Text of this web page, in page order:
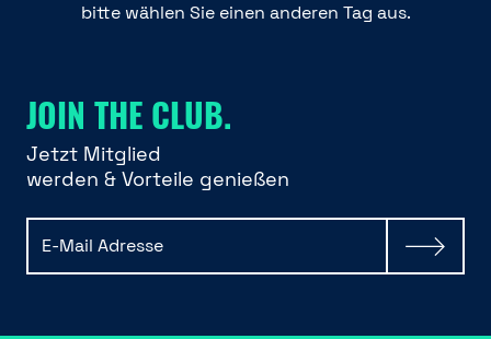
bitte wählen Sie einen anderen Tag aus.
JOIN THE CLUB.
Jetzt Mitglied
werden & Vorteile genießen